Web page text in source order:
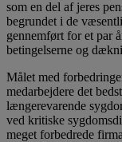
som en del af jeres
begrundet i de
gennemført for et par
betingelserne og
Målet med
medarbejdere det
længerevarende
ved kritiske
meget forbedrede